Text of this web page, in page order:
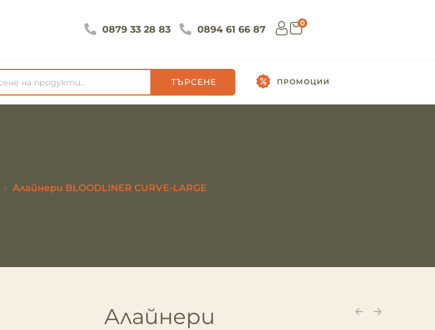
0879 33 28 83 0894 61 66 87
0
ТЪРСЕНЕ ПРОМОЦИИ
Алайнери BLOODLINER CURVE-LARGE
Алайнери